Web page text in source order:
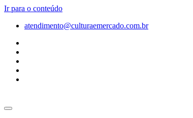
Ir para o conteúdo
atendimento@culturaemercado.com.br